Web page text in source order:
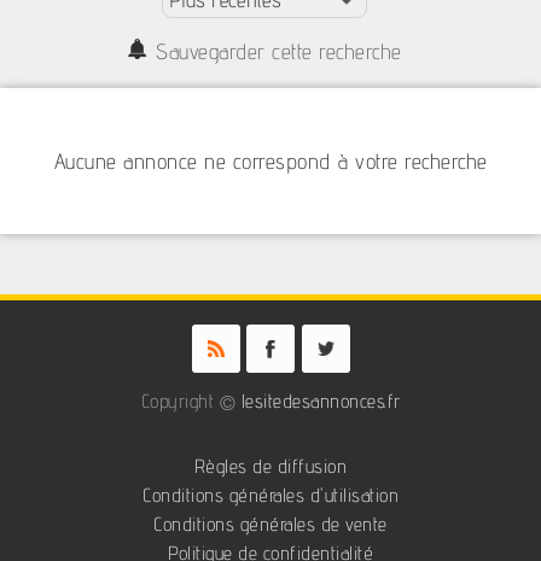
Sauvegarder cette recherche
Aucune annonce ne correspond à votre recherche
Copyright © lesitedesannonces.fr
Règles de diffusion
Conditions générales d'utilisation
Conditions générales de vente
Politique de confidentialité